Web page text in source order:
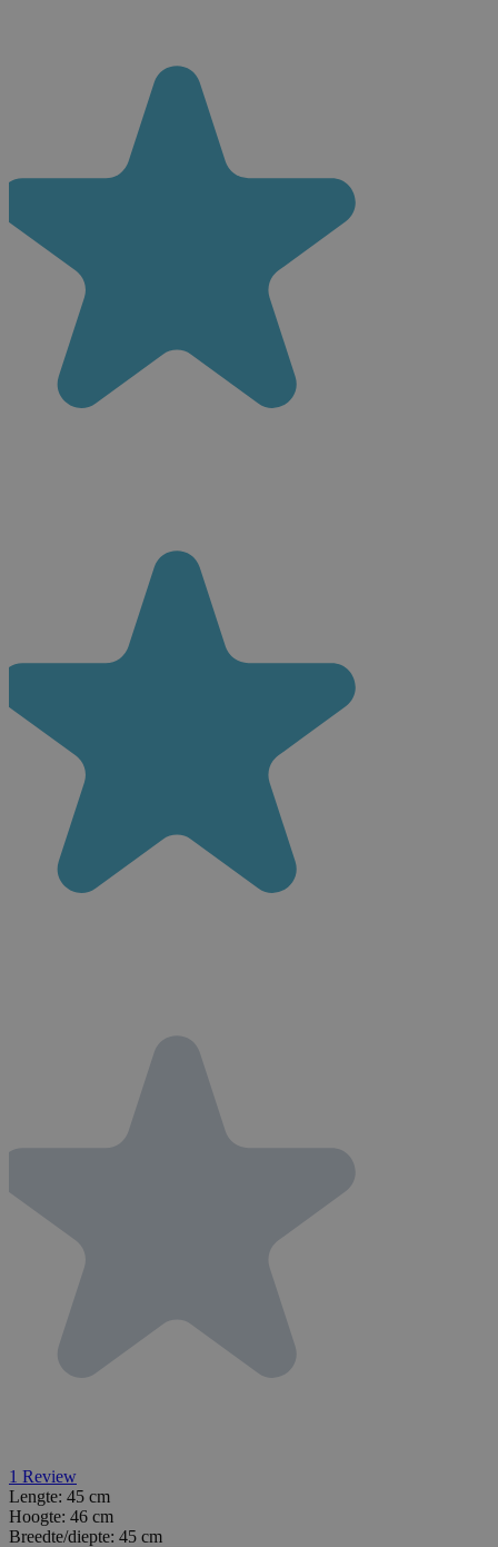
1 Review
Lengte: 45 cm
Hoogte: 46 cm
Breedte/diepte: 45 cm